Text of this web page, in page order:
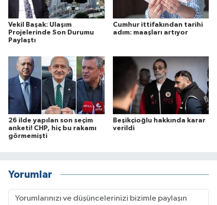
Vekil Başak: Ulaşım
Projelerinde Son Durumu
Paylaştı
Cumhur ittifakından tarihi
adım: maaşları artıyor
26 ilde yapılan son seçim
anketi! CHP, hiç bu rakamı
görmemişti
Beşikçioğlu hakkında karar
verildi
Yorumlar